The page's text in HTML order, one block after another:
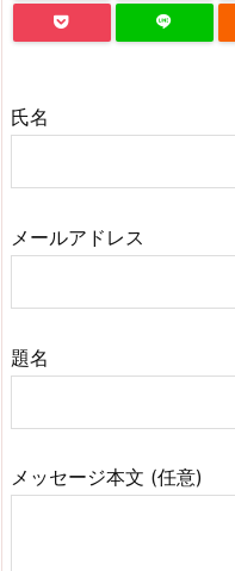
氏名
メールアドレス
題名
メッセージ本文 (任意)